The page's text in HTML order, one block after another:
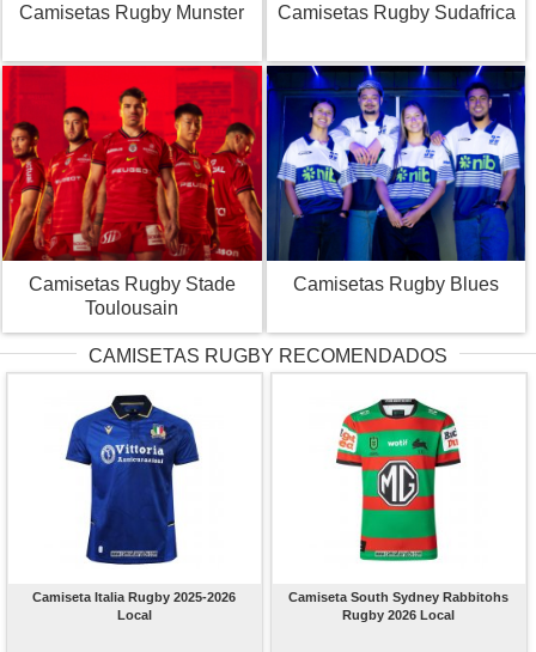
Camisetas Rugby Munster Camisetas Rugby Sudafrica
Camisetas Rugby Stade
Toulousain
Camisetas Rugby Blues
CAMISETAS RUGBY RECOMENDADOS
Camiseta Italia Rugby 2025-2026
Local
Camiseta South Sydney Rabbitohs
Rugby 2026 Local